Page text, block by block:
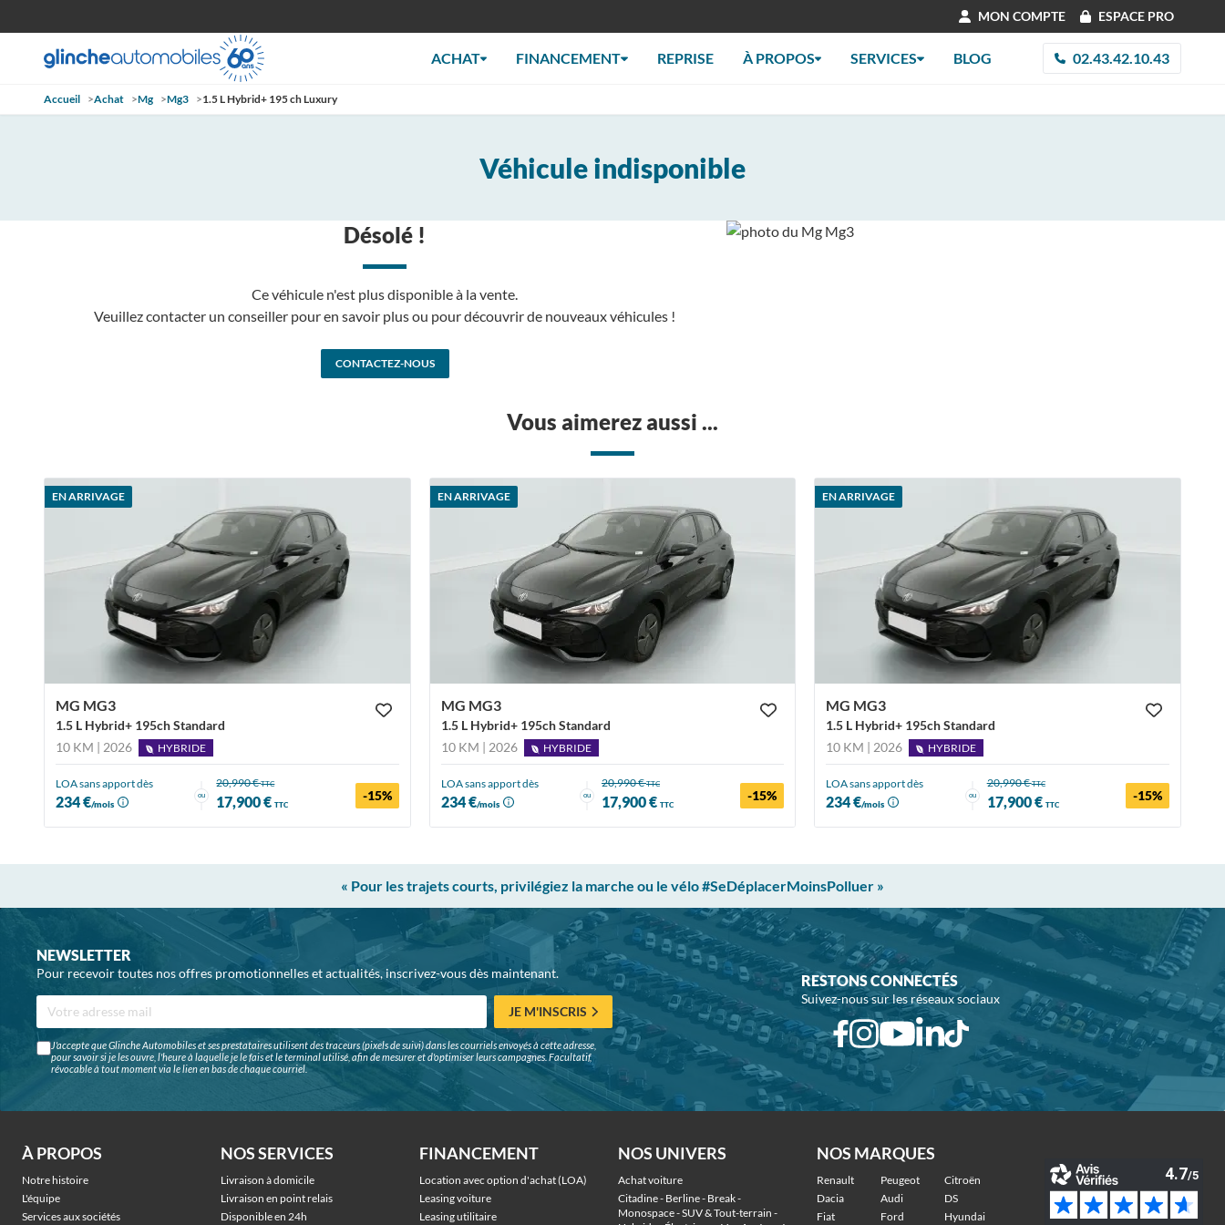
MON COMPTE ESPACE PRO
ACHAT FINANCEMENT REPRISE À PROPOS SERVICES BLOG 02.43.42.10.43
Accueil >Achat >Mg >Mg3 >1.5 L Hybrid+ 195 ch Luxury
Véhicule indisponible
Désolé !
Ce véhicule n'est plus disponible à la vente.
Veuillez contacter un conseiller pour en savoir plus ou pour découvrir de nouveaux véhicules !
CONTACTEZ-NOUS
Vous aimerez aussi ...
EN ARRIVAGE
MG MG3
1.5 L Hybrid+ 195ch Standard
10 KM | 2026
HYBRIDE
LOA sans apport dès
234 €/mois
ou
20,990 €TTC
17,900 €TTC
-15%
EN ARRIVAGE
MG MG3
1.5 L Hybrid+ 195ch Standard
10 KM | 2026
HYBRIDE
LOA sans apport dès
234 €/mois
ou
20,990 €TTC
17,900 € TTC
-15%
EN ARRIVAGE
MG MG3
1.5 L Hybrid+ 195ch Standard
10 KM | 2026
HYBRIDE
LOA sans apport dès
234 €/mois
ou
20,990 €TTC
17,900 € TTC
-15%
« Pour les trajets courts, privilégiez la marche ou le vélo #SeDéplacerMoinsPolluer »
NEWSLETTER
Pour recevoir toutes nos offres promotionnelles et actualités, inscrivez-vous dès maintenant.
JE M'INSCRIS
J'accepte que Glinche Automobiles et ses prestataires utilisent des traceurs (pixels de suivi) dans les courriels envoyés à cette adresse,
pour savoir si je les ouvre, l'heure à laquelle je le fais et le terminal utilisé, afin de mesurer et d'optimiser leurs campagnes. Facultatif,
révocable à tout moment via le lien en bas de chaque courriel.
RESTONS CONNECTÉS
Suivez-nous sur les réseaux sociaux
À PROPOS
Notre histoire
L'équipe
Services aux sociétés
NOS SERVICES
Livraison à domicile
Livraison en point relais
Disponible en 24h
FINANCEMENT
Location avec option d'achat (LOA)
Leasing voiture
Leasing utilitaire
NOS UNIVERS
Achat voiture
Citadine - Berline - Break -
Monospace - SUV & Tout-terrain -
NOS MARQUES
Renault Peugeot
Citroën
Dacia
Audi
DS
Fiat
Ford Hyundai